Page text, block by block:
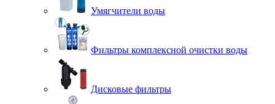
Умягчители воды
Фильтры комплексной очистки воды
Дисковые фильтры